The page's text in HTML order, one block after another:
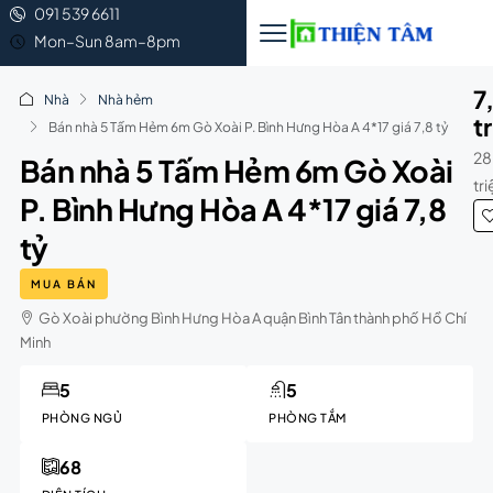
091 539 6611
Mon–Sun 8am–8pm
Nhà
Nhà hẻm
Bán nhà 5 Tấm Hẻm 6m Gò Xoài P. Bình Hưng Hòa A 4*17 giá 7,8 tỷ
Bán nhà 5 Tấm Hẻm 6m Gò Xoài
P. Bình Hưng Hòa A 4*17 giá 7,8
tỷ
MUA BÁN
Gò Xoài phường Bình Hưng Hòa A quận Bình Tân thành phố Hồ Chí
Minh
PHÒNG NGỦ
5
PHÒNG TẮM
5
68